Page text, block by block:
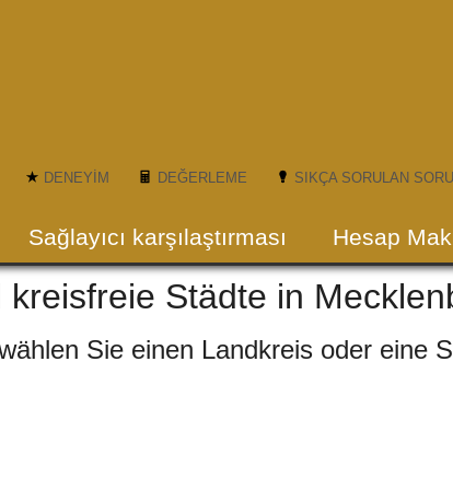
DENEYIM DEĞERLEME SIKÇA SORULAN
Sağlayıcı karşılaştırması Hesap
Städte in
Sie einen Landkreis oder eine